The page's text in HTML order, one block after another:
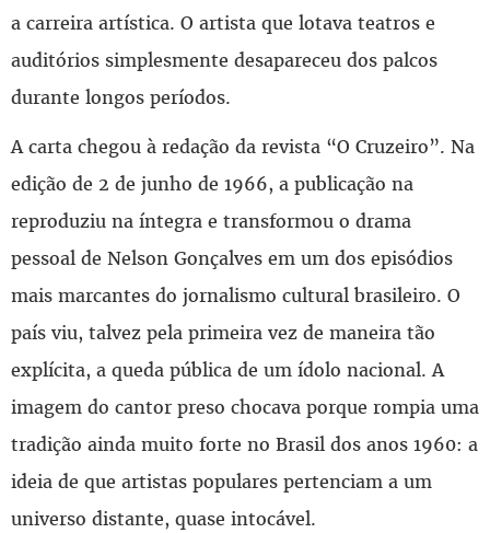
a carreira artística. O artista que lotava teatros e
auditórios simplesmente desapareceu dos palcos
durante longos períodos.
A carta chegou à redação da revista “O Cruzeiro”. Na
edição de 2 de junho de 1966, a publicação na
reproduziu na íntegra e transformou o drama
pessoal de Nelson Gonçalves em um dos episódios
mais marcantes do jornalismo cultural brasileiro. O
país viu, talvez pela primeira vez de maneira tão
explícita, a queda pública de um ídolo nacional. A
imagem do cantor preso chocava porque rompia uma
tradição ainda muito forte no Brasil dos anos 1960: a
ideia de que artistas populares pertenciam a um
universo distante, quase intocável.